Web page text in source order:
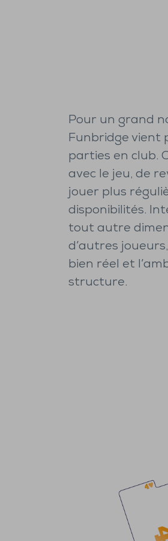
Pour un grand
Funbridge vient
parties en club.
avec le jeu, de
jouer plus
disponibilités.
tout autre
d’autres
bien réel et
structure.